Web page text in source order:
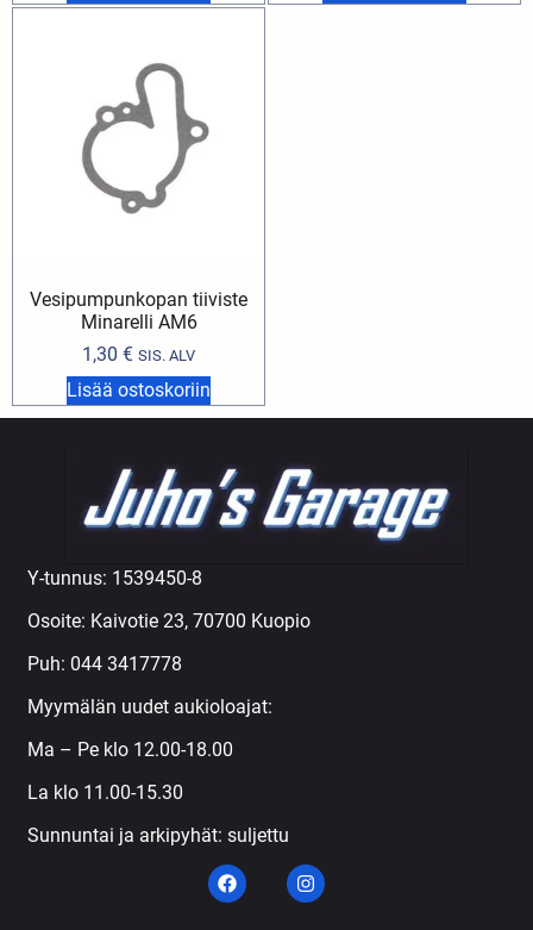
Vesipumpunkopan tiiviste
Minarelli AM6
1,30 € SIS. ALV
Lisää ostoskoriin
Y-tunnus: 1539450-8
Osoite: Kaivotie 23, 70700 Kuopio
Puh: 044 3417778
Myymälän uudet aukioloajat:
Ma – Pe klo 12.00-18.00
La klo 11.00-15.30
Sunnuntai ja arkipyhät: suljettu